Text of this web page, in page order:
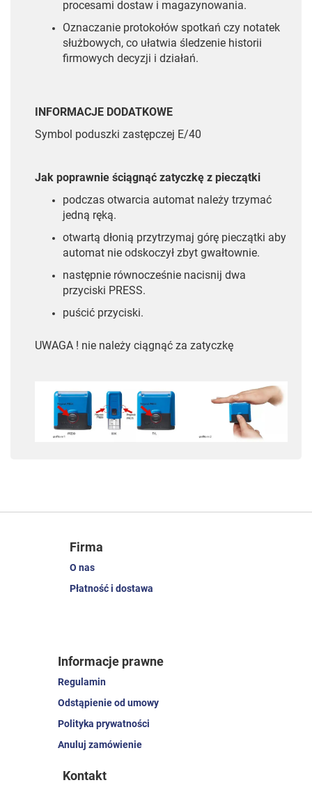
procesami dostaw i magazynowania.
Oznaczanie protokołów spotkań czy notatek
służbowych, co ułatwia śledzenie historii
firmowych decyzji i działań.
INFORMACJE DODATKOWE
Symbol poduszki zastępczej E/40
Jak poprawnie ściągnąć zatyczkę z pieczątki
podczas otwarcia automat należy trzymać
jedną ręką.
otwartą dłonią przytrzymaj górę pieczątki aby
automat nie odskoczył zbyt gwałtownie.
następnie równocześnie nacisnij dwa
przyciski PRESS.
puścić przyciski.
UWAGA ! nie należy ciągnąć za zatyczkę
Firma
O nas
Płatność i dostawa
Informacje prawne
Regulamin
Odstąpienie od umowy
Polityka prywatności
Anuluj zamówienie
Kontakt